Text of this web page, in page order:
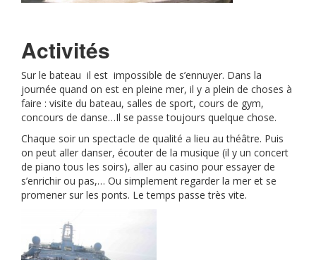
Activités
Sur le bateau il est impossible de s’ennuyer. Dans la
journée quand on est en pleine mer, il y a plein de choses à
faire : visite du bateau, salles de sport, cours de gym,
concours de danse…Il se passe toujours quelque chose.
Chaque soir un spectacle de qualité a lieu au théâtre. Puis
on peut aller danser, écouter de la musique (il y un concert
de piano tous les soirs), aller au casino pour essayer de
s’enrichir ou pas,… Ou simplement regarder la mer et se
promener sur les ponts. Le temps passe très vite.